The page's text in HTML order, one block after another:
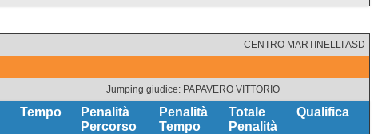
CENTRO MARTINELLI ASD
Jumping giudice: PAPAVERO VITTORIO
Tempo
Penalità
Percorso
Penalità
Tempo
Totale
Penalità
Qualifica